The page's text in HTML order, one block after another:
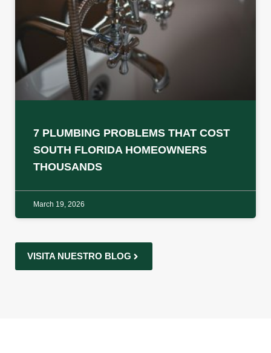
7 PLUMBING PROBLEMS THAT COST
SOUTH FLORIDA HOMEOWNERS
THOUSANDS
March 19, 2026
VISITA NUESTRO BLOG